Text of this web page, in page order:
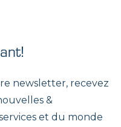
newsletter, recevez
&
et du monde